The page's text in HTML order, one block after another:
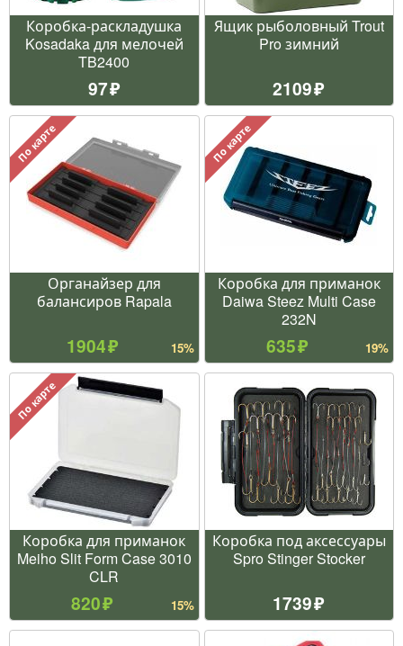
Коробка-раскладушка
Kosadaka для мелочей
TB2400
97
Ящик рыболовный Trout
Pro зимний
2109
По карте
Органайзер для
балансиров Rapala
1904 15%
По карте
Коробка для приманок
Daiwa Steez Multi Case
232N
635 19%
По карте
Коробка для приманок
Meiho Slit Form Case 3010
CLR
820 15%
Коробка под аксессуары
Spro Stinger Stocker
1739